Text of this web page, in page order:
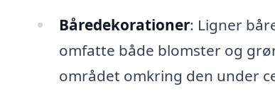
Båredekorationer: Ligner
omfatte både blomster og
området omkring den under